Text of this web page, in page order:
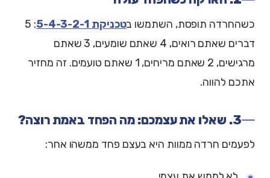
כשהחרדה תופסת, השתמשו בטכניקת 5-4-3-2-1
: 5
דברים שאתם רואים, 4 שאתם שומעים, 3 שאתם
מרגישים, 2 שאתם מריחים, 1 שאתם טועמים. זה מחזיר
אתכם להווה.
3. שאלו את עצמכם: מה הפחד באמת רוצה?
לפעמים חרדה ממוות היא בעצם פחד ממשהו אחר: